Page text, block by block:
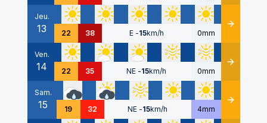
Jeu.
13 22 38 E -15km/h 0mm Détails
Ven.
14 22 35 NE -15km/h 0mm Détails
Sam.
15 19 32 NE -15km/h 4mm Détails